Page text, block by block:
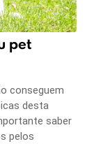
pet
conseguem
desta
saber
pelos